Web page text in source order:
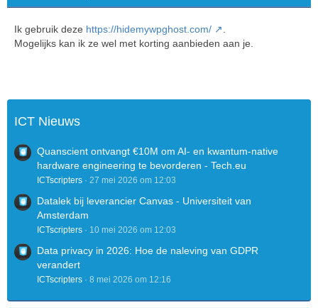
Ik gebruik deze https://hidemywpghost.com/
Mogelijks kan ik ze wel met korting aanbieden aan je.
ICT Nieuws
Quanscient ontvangt €10M om AI- en kwantum-native
hardware engineering te bevorderen - Tech.eu
ICTscripters 27 mei 2026 om 12:03
Datalek bij leverancier Canvas - Universiteit van
Amsterdam
ICTscripters 10 mei 2026 om 12:03
Data privacy in 2026: Hoe de naleving van GDPR
verandert
ICTscripters 8 mei 2026 om 12:16